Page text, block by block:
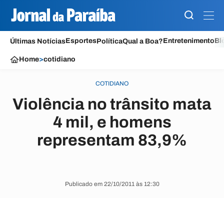
Últimas NotíciasEsportesPolíticaQual a Boa?Entretenimento
Home>cotidiano
COTIDIANO
Violência no trânsito mata
4 mil, e homens
representam 83,9%
Publicado em 22/10/2011 às 12:30